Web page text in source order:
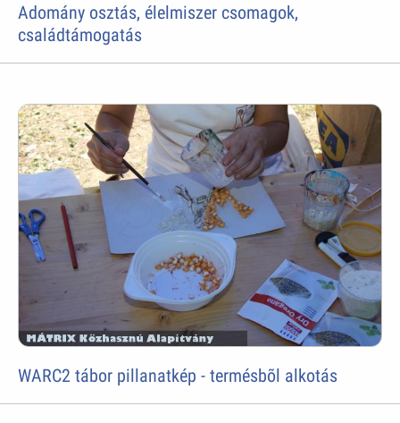
Adomány osztás, élelmiszer csomagok,
családtámogatás
WARC2 tábor pillanatkép - termésbõl alkotás